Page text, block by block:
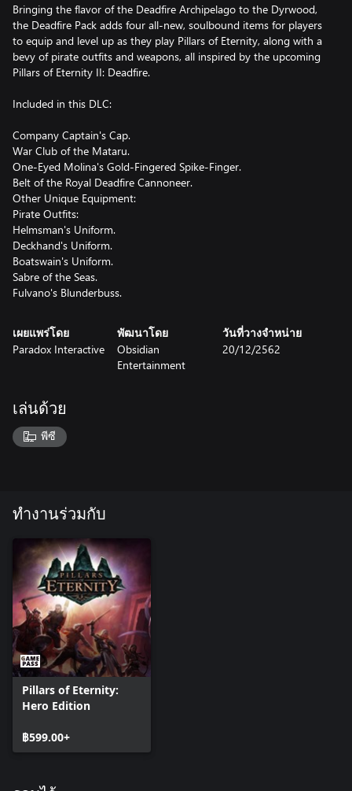
Bringing the flavor of the Deadfire Archipelago to the Dyrwood,
the Deadfire Pack adds four all-new, soulbound items for players
to equip and level up as they play Pillars of Eternity, along with a
bevy of pirate outfits and weapons, all inspired by the upcoming
Pillars of Eternity II: Deadfire.
Included in this DLC:
Company Captain's Cap.
War Club of the Mataru.
One-Eyed Molina's Gold-Fingered Spike-Finger.
Belt of the Royal Deadfire Cannoneer.
Other Unique Equipment:
Pirate Outfits:
Helmsman's Uniform.
Deckhand's Uniform.
Boatswain's Uniform.
Sabre of the Seas.
Fulvano's Blunderbuss.
เผยแพร่โดย
Paradox Interactive
พัฒนาโดย
Obsidian
Entertainment
วันที่วางจำหน่าย
20/12/2562
เล่นด้วย
พีซี
ทำงานร่วมกับ
Pillars of Eternity:
Hero Edition
฿599.00+